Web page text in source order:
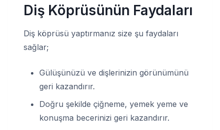
Diş Köprüsünün Faydaları
Diş köprüsü yaptırmanız size şu faydaları
sağlar;
Gülüşünüzü ve dişlerinizin görünümünü
geri kazandırır.
Doğru şekilde çiğneme, yemek yeme ve
konuşma becerinizi geri kazandırır.